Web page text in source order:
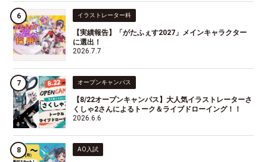
イラストレーター科
【実績報告】「がたふぇす2027」メインキャラクター
に選出！
2026.7.7
オープンキャンパス
【8/22オープンキャンパス】大人気イラストレーターさ
くしゃ2さんによるトーク＆ライブドローイング！！
2026.6.6
AO入試